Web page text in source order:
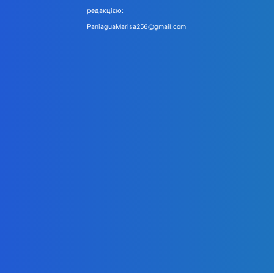
редакцією:
PaniaguaMarisa256@gmail.com